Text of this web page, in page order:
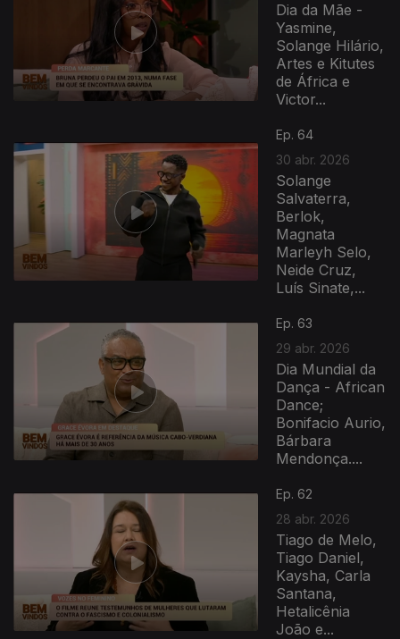
Dia da Mãe -
Yasmine,
Solange Hilário,
Artes e Kitutes
de África e
Victor...
Ep. 64
30 abr. 2026
Solange
Salvaterra,
Berlok,
Magnata
Marleyh Selo,
Neide Cruz,
Luís Sinate,...
Ep. 63
29 abr. 2026
Dia Mundial da
Dança - African
Dance;
Bonifacio Aurio,
Bárbara
Mendonça....
Ep. 62
28 abr. 2026
Tiago de Melo,
Tiago Daniel,
Kaysha, Carla
Santana,
Hetalicênia
João e...